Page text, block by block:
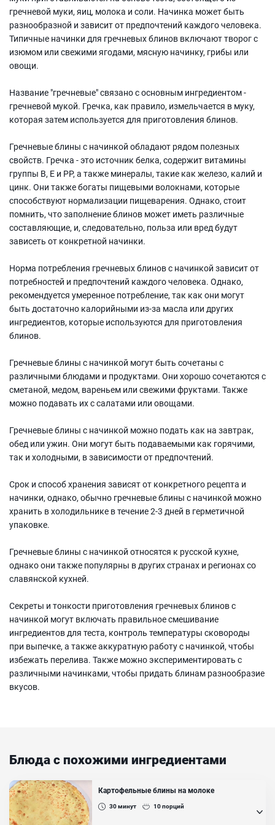
гречневой муки, яиц, молока и соли. Начинка может быть
разнообразной и зависит от предпочтений каждого человека.
Типичные начинки для гречневых блинов включают творог с
изюмом или свежими ягодами, мясную начинку, грибы или
овощи.
Название "гречневые" связано с основным ингредиентом -
гречневой мукой. Гречка, как правило, измельчается в муку,
которая затем используется для приготовления блинов.
Гречневые блины с начинкой обладают рядом полезных
свойств. Гречка - это источник белка, содержит витамины
группы В, Е и РР, а также минералы, такие как железо, калий и
цинк. Они также богаты пищевыми волокнами, которые
способствуют нормализации пищеварения. Однако, стоит
помнить, что заполнение блинов может иметь различные
составляющие, и, следовательно, польза или вред будут
зависеть от конкретной начинки.
Норма потребления гречневых блинов с начинкой зависит от
потребностей и предпочтений каждого человека. Однако,
рекомендуется умеренное потребление, так как они могут
быть достаточно калорийными из-за масла или других
ингредиентов, которые используются для приготовления
блинов.
Гречневые блины с начинкой могут быть сочетаны с
различными блюдами и продуктами. Они хорошо сочетаются с
сметаной, медом, вареньем или свежими фруктами. Также
можно подавать их с салатами или овощами.
Гречневые блины с начинкой можно подать как на завтрак,
обед или ужин. Они могут быть подаваемыми как горячими,
так и холодными, в зависимости от предпочтений.
Срок и способ хранения зависят от конкретного рецепта и
начинки, однако, обычно гречневые блины с начинкой можно
хранить в холодильнике в течение 2-3 дней в герметичной
упаковке.
Гречневые блины с начинкой относятся к русской кухне,
однако они также популярны в других странах и регионах со
славянской кухней.
Секреты и тонкости приготовления гречневых блинов с
начинкой могут включать правильное смешивание
ингредиентов для теста, контроль температуры сковороды
при выпечке, а также аккуратную работу с начинкой, чтобы
избежать перелива. Также можно экспериментировать с
различными начинками, чтобы придать блинам разнообразие
вкусов.
Блюда с похожими ингредиентами
Картофельные блины на молоке
30минут 10порций